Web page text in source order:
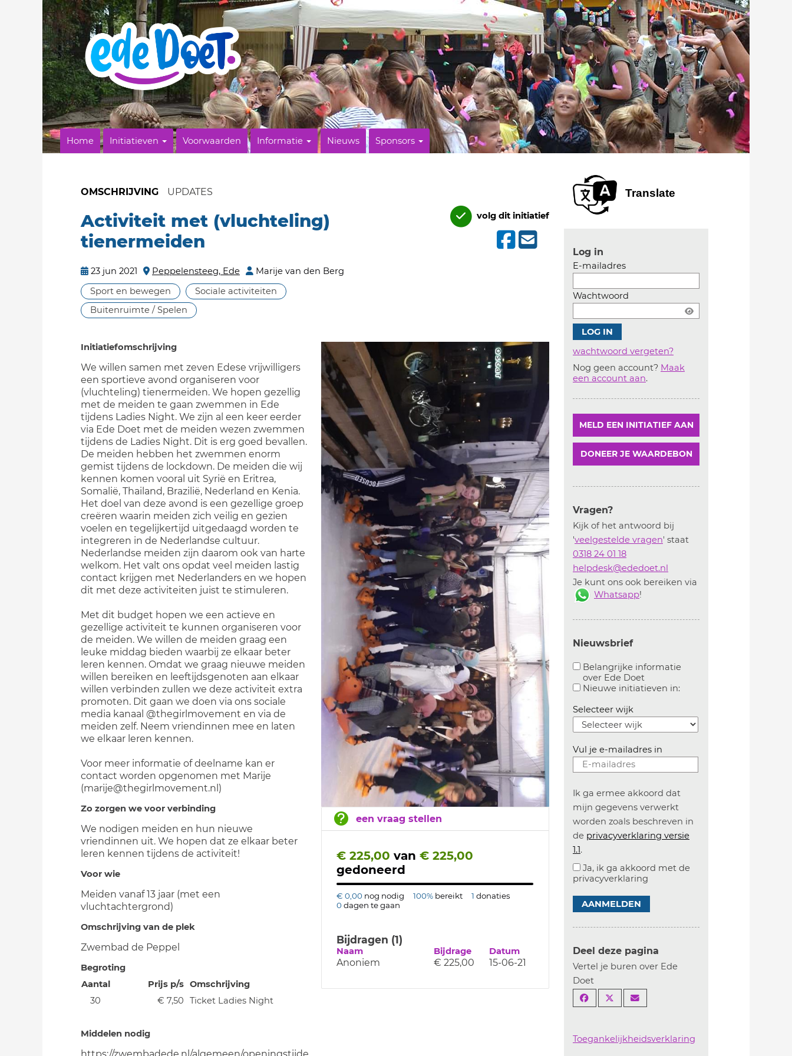
Home Initiatieven Voorwaarden Informatie Nieuws Sponsors
OMSCHRIJVING UPDATES
Activiteit met (vluchteling)
tienermeiden
23 jun 2021 Peppelensteeg, Ede
Marije van den Berg
Sport en bewegen
Sociale activiteiten
Buitenruimte / Spelen
volg dit initiatief
een vraag stellen
€ 225,00 van € 225,00
gedoneerd
€ 0,00 nog nodig 100% bereikt 1 donaties
0dagen te gaan
Bijdragen (1)
Naam Bijdrage Datum
Anoniem € 225,00 15-06-21
Initiatiefomschrijving
We willen samen met zeven Edese vrijwilligers
een sportieve avond organiseren voor
(vluchteling) tienermeiden. We hopen gezellig
met de meiden te gaan zwemmen in Ede
tijdens Ladies Night. We zijn al een keer eerder
via Ede Doet met de meiden wezen zwemmen
tijdens de Ladies Night. Dit is erg goed bevallen.
De meiden hebben het zwemmen enorm
gemist tijdens de lockdown. De meiden die wij
kennen komen vooral uit Syrië en Eritrea,
Somalië, Thailand, Brazilië, Nederland en Kenia.
Het doel van deze avond is een gezellige groep
creëren waarin meiden zich veilig en gezien
voelen en tegelijkertijd uitgedaagd worden te
integreren in de Nederlandse cultuur.
Nederlandse meiden zijn daarom ook van harte
welkom. Het valt ons opdat veel meiden lastig
contact krijgen met Nederlanders en we hopen
dit met deze activiteiten juist te stimuleren.
Met dit budget hopen we een actieve en
gezellige activiteit te kunnen organiseren voor
de meiden. We willen de meiden graag een
leuke middag bieden waarbij ze elkaar beter
leren kennen. Omdat we graag nieuwe meiden
willen bereiken en leeftijdsgenoten aan elkaar
willen verbinden zullen we deze activiteit extra
promoten. Dit gaan we doen via ons sociale
media kanaal @thegirlmovement en via de
meiden zelf. Neem vriendinnen mee en laten
we elkaar leren kennen.
Voor meer informatie of deelname kan er
contact worden opgenomen met Marije
(marije@thegirlmovement.nl)
Zo zorgen we voor verbinding
We nodigen meiden en hun nieuwe
vriendinnen uit. We hopen dat ze elkaar beter
leren kennen tijdens de activiteit!
Voor wie
Meiden vanaf 13 jaar (met een
vluchtachtergrond)
Omschrijving van de plek
Zwembad de Peppel
Begroting
Aantal
Prijs p/s Omschrijving
30
€ 7,50 Ticket Ladies Night
Middelen nodig
Translate
Log in
E-mailadres
Wachtwoord
wachtwoord vergeten?
Nog geen account? Maak
een account aan.
MELD EEN INITIATIEF AAN
DONEER JE WAARDEBON
Vragen?
Kijk of het antwoord bij
'veelgestelde vragen' staat
0318 24 01 18
helpdesk@ededoet.nl
Je kunt ons ook bereiken via
Whatsapp!
Nieuwsbrief
Belangrijke informatie
over Ede Doet
Aanvinken om belangrijke informatie over
Nieuwe initiatieven in:Aanvinken om
Selecteer wijk
Vul je e-mailadres in
Ik ga ermee akkoord dat
mijn gegevens verwerkt
worden zoals beschreven in
de privacyverklaring versie
1.1.
Ja, ik ga akkoord met de
privacyverklaring
AANMELDEN
Deel deze pagina
Vertel je buren over Ede
Doet
Toegankelijkheidsverklaring